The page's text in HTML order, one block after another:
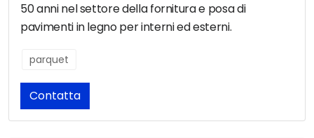
50 anni nel settore della fornitura e posa di
pavimenti in legno per interni ed esterni.
parquet
Contatta